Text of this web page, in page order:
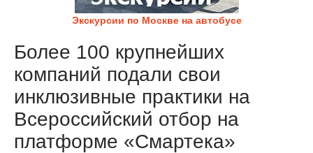
Экскурсии по Москве на автобусе
Более 100 крупнейших
компаний подали свои
инклюзивные практики на
Всероссийский отбор на
платформе «Смартека»